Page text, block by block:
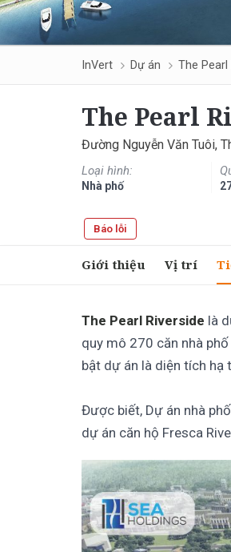
InVert Dự án The Pearl
The Pearl
Đường Nguyễn Văn Tuôi,
Loại hình:
Nhà phố
Báo lỗi
Giới thiệu Vị trí
The Pearl Riverside là
quy mô 270 căn nhà
bật dự án là diện tích hạ
Được biết, Dự án nhà
dự án căn hộ Fresca